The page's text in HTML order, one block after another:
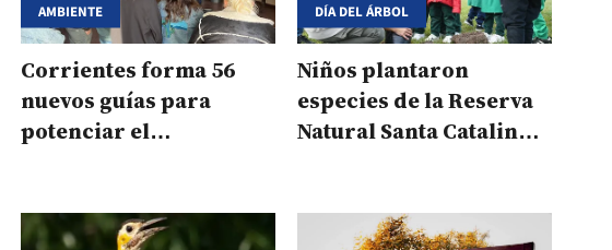
AMBIENTE
Corrientes forma 56
nuevos guías para
potenciar el
DÍA DEL ÁRBOL
Niños plantaron
especies de la Reserva
Natural Santa Catalina